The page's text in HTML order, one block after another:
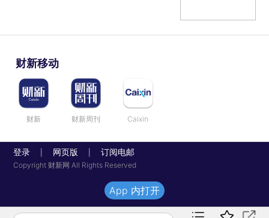
财新移动
财新 财新周刊 Caixin
登录 网页版 订阅电邮
Copyright 财新网 All Rights Reserved
App 内打开